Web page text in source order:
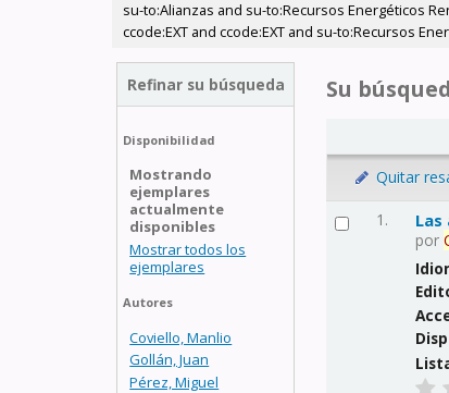
su-to:Alianzas and su-to:Recursos Energéticos
ccode:EXT and ccode:EXT and su-to:Recursos
Refinar su búsqueda
Disponibilidad
Mostrando
ejemplares
actualmente
disponibles
Mostrar todos los
ejemplares
Autores
Coviello, Manlio
Gollán, Juan
Pérez, Miguel
Su
Quitar
1. Las
por